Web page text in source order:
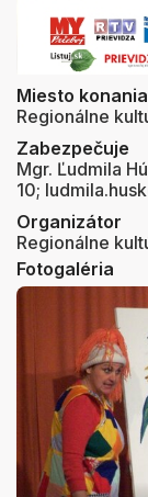
Miesto konania
Regionálne
Zabezpečuje
Mgr. Ľudmila
10;
Organizátor
Regionálne
Fotogaléria